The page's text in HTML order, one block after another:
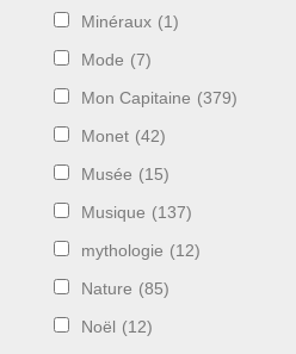
Minéraux (1)
Mode (7)
Mon Capitaine (379)
Monet (42)
Musée (15)
Musique (137)
mythologie (12)
Nature (85)
Noël (12)